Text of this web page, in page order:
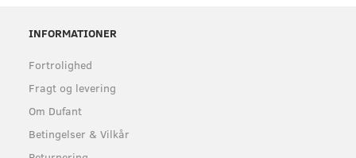
INFORMATIONER
Fortrolighed
Fragt og levering
Om Dufant
Betingelser & Vilkår